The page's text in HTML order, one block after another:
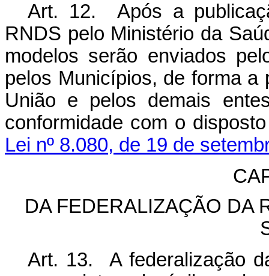
Art. 12. Após a
RNDS pelo Ministério da
modelos serão enviados
pelos Municípios, de forma a
União e pelos demais
conformidade com o
Lei nº 8.080, de 19 de
DA FEDERALIZAÇÃO DA
Art. 13. A federalização